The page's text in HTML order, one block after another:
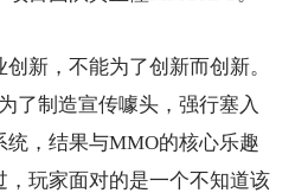
新，不能为了创新而创新。
了制造宣传噱头，强行塞入
统，结果与MMO的核心乐趣
玩家面对的是一个不知道该